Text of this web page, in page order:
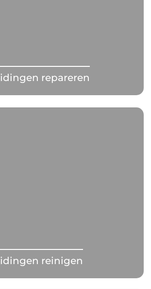
repareren
reinigen